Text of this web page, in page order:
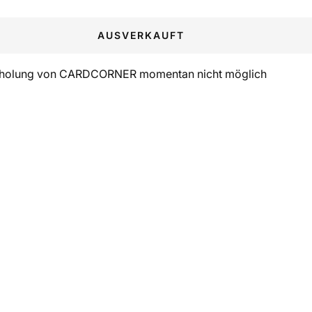
AUSVERKAUFT
von CARDCORNER momentan nicht möglich